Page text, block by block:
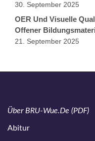
30. September 2025
OER Und Visuelle
Offener
21. September 2025
Über BRU-Wue.de (PDF)
Abitur